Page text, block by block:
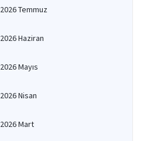
2026 Temmuz
2026 Haziran
2026 Mayıs
2026 Nisan
2026 Mart